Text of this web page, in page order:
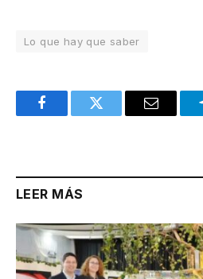
Lo que hay que saber
FacebookTwitter Email
LEER MÁS